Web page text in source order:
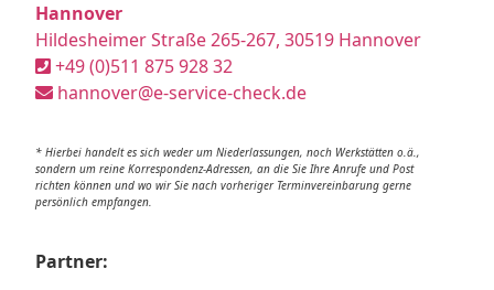
Hannover
Hildesheimer Straße 265-267, 30519 Hannover
+49 (0)511 875 928 32
hannover@e-service-check.de
* Hierbei handelt es sich weder um Niederlassungen, noch Werkstätten o.ä.,
sondern um reine Korrespondenz-Adressen, an die Sie Ihre Anrufe und Post
richten können und wo wir Sie nach vorheriger Terminvereinbarung gerne
persönlich empfangen.
Partner: